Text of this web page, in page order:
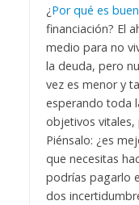
¿Por qué es
financiación? El
medio para no
la deuda, pero
vez es menor y
esperando toda
objetivos vitales,
Piénsalo: ¿es
que necesitas
podrías pagarlo
dos